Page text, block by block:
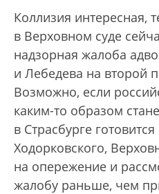
Коллизия интересная,
в Верховном суде
надзорная жалоба
и Лебедева на второй
Возможно, если
каким-то образом
в Страсбурге
Ходорковского,
на опережение и
жалобу раньше, чем